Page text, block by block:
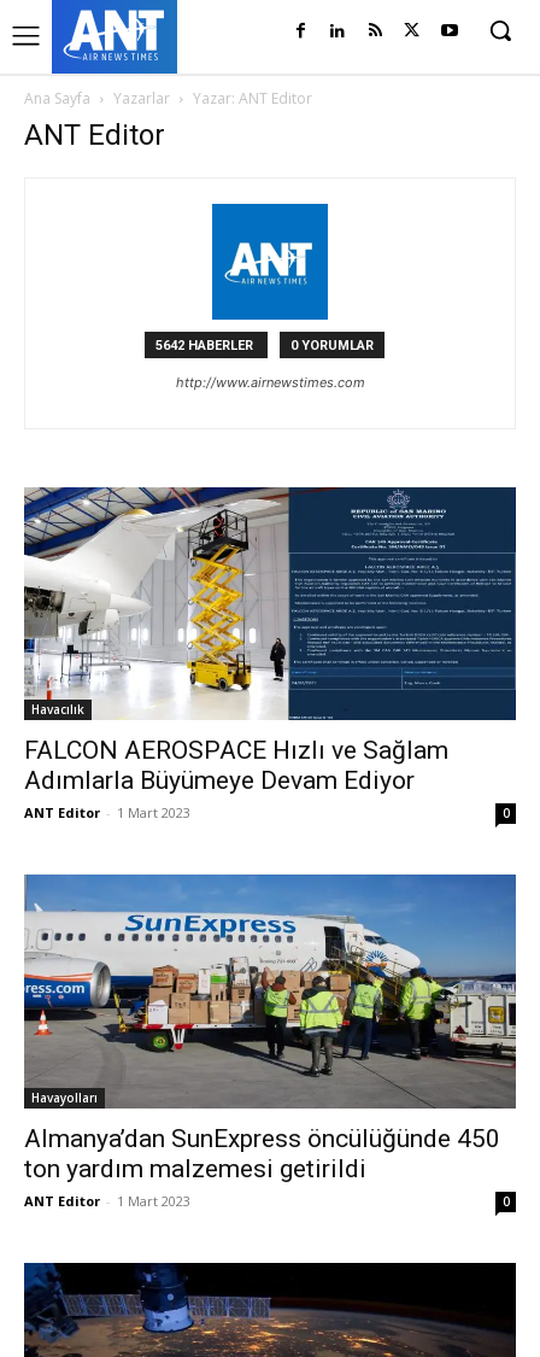
Ana Sayfa Yazarlar Yazar: ANT Editor
ANT Editor
5642 HABERLER 0 YORUMLAR
http://www.airnewstimes.com
Havacılık
FALCON AEROSPACE Hızlı ve Sağlam
Adımlarla Büyümeye Devam Ediyor
ANT Editor - 1 Mart 2023 0
Havayolları
Almanya’dan SunExpress öncülüğünde 450
ton yardım malzemesi getirildi
ANT Editor - 1 Mart 2023 0